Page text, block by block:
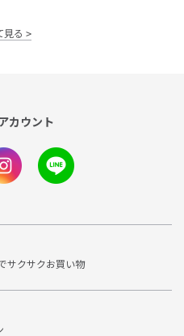
見る
カウント
サクサクお買い物